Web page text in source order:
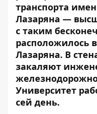
транспорта
Лазаряна —
с таким
расположилось
Лазаряна. В
закаляют
Университет
сей день.